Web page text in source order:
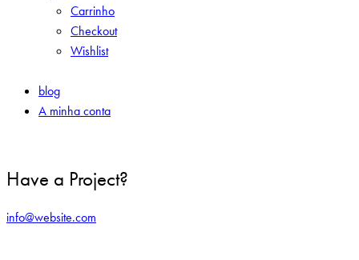
Carrinho
Checkout
Wishlist
blog
A minha conta
Have a Project?
info@website.com